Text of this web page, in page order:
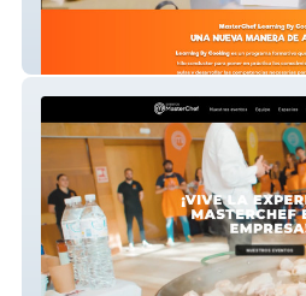
Learning By Cooking